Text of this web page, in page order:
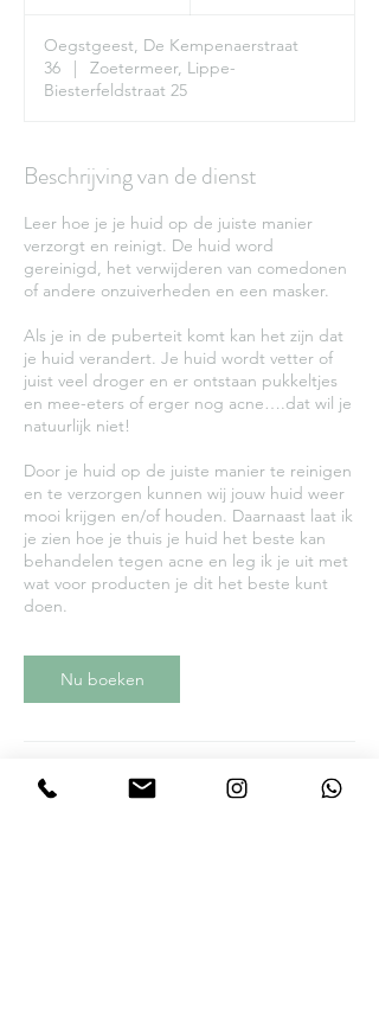
i
n
.
Oegstgeest, De Kempenaerstraat
36
|
Zoetermeer, Lippe-
Biesterfeldstraat 25
Beschrijving van de dienst
Leer hoe je je huid op de juiste manier
verzorgt en reinigt. De huid word
gereinigd, het verwijderen van comedonen
of andere onzuiverheden en een masker.
Als je in de puberteit komt kan het zijn dat
je huid verandert. Je huid wordt vetter of
juist veel droger en er ontstaan pukkeltjes
en mee-eters of erger nog acne….dat wil je
natuurlijk niet!
Door je huid op de juiste manier te reinigen
en te verzorgen kunnen wij jouw huid weer
mooi krijgen en/of houden. Daarnaast laat ik
je zien hoe je thuis je huid het beste kan
behandelen tegen acne en leg ik je uit met
wat voor producten je dit het beste kunt
doen.
Nu boeken
Annuleringsbeleid